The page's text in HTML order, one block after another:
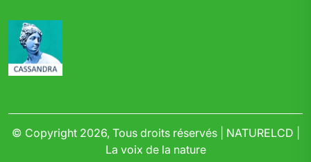
© Copyright 2026, Tous droits réservés | NATURELCD |
La voix de la nature